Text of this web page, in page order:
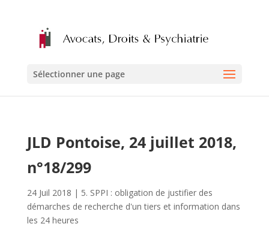
Sélectionner une page
JLD Pontoise, 24 juillet 2018,
n°18/299
24 Juil 2018 | 5. SPPI : obligation de justifier des
démarches de recherche d'un tiers et information dans
les 24 heures